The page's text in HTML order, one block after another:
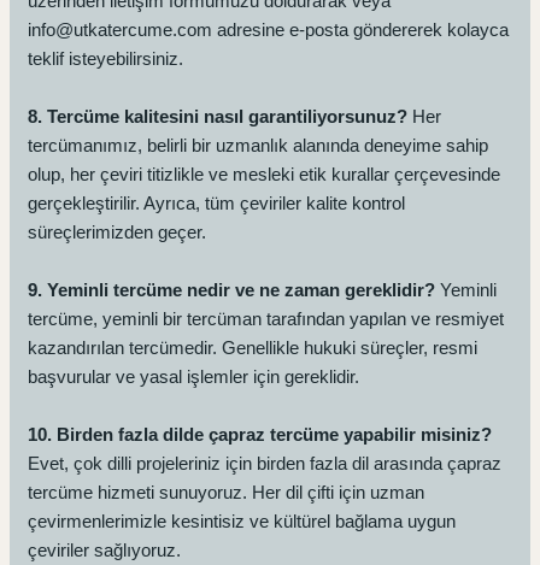
info@utkatercume.com adresine e-posta göndererek kolayca
teklif isteyebilirsiniz.
8. Tercüme kalitesini nasıl garantiliyorsunuz? Her
tercümanımız, belirli bir uzmanlık alanında deneyime sahip
olup, her çeviri titizlikle ve mesleki etik kurallar çerçevesinde
gerçekleştirilir. Ayrıca, tüm çeviriler kalite kontrol
süreçlerimizden geçer.
9. Yeminli tercüme nedir ve ne zaman gereklidir? Yeminli
tercüme, yeminli bir tercüman tarafından yapılan ve resmiyet
kazandırılan tercümedir. Genellikle hukuki süreçler, resmi
başvurular ve yasal işlemler için gereklidir.
10. Birden fazla dilde çapraz tercüme yapabilir misiniz?
Evet, çok dilli projeleriniz için birden fazla dil arasında çapraz
tercüme hizmeti sunuyoruz. Her dil çifti için uzman
çevirmenlerimizle kesintisiz ve kültürel bağlama uygun
çeviriler sağlıyoruz.